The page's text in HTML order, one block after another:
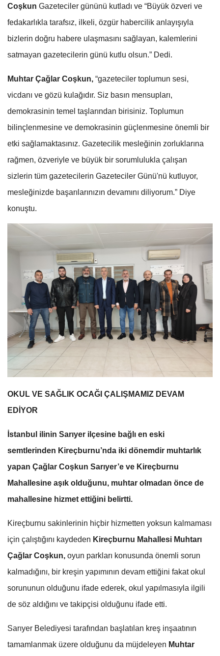
Coşkun Gazeteciler gününü kutladı ve “Büyük özveri ve
fedakarlıkla tarafsız, ilkeli, özgür habercilik anlayışıyla
bizlerin doğru habere ulaşmasını sağlayan, kalemlerini
satmayan gazetecilerin günü kutlu olsun.” Dedi.
Muhtar Çağlar Coşkun, “gazeteciler toplumun sesi,
vicdanı ve gözü kulağıdır. Siz basın mensupları,
demokrasinin temel taşlarından birisiniz. Toplumun
bilinçlenmesine ve demokrasinin güçlenmesine önemli bir
etki sağlamaktasınız. Gazetecilik mesleğinin zorluklarına
rağmen, özveriyle ve büyük bir sorumlulukla çalışan
sizlerin tüm gazetecilerin Gazeteciler Günü'nü kutluyor,
mesleğinizde başarılarınızın devamını diliyorum.” Diye
konuştu.
OKUL VE SAĞLIK OCAĞI ÇALIŞMAMIZ DEVAM
EDİYOR
İstanbul ilinin Sarıyer ilçesine bağlı en eski
semtlerinden Kireçburnu’nda iki dönemdir muhtarlık
yapan Çağlar Coşkun Sarıyer’e ve Kireçburnu
Mahallesine aşık olduğunu, muhtar olmadan önce de
mahallesine hizmet ettiğini belirtti.
Kireçburnu sakinlerinin hiçbir hizmetten yoksun kalmaması
için çalıştığını kaydeden Kireçburnu Mahallesi Muhtarı
Çağlar Coşkun, oyun parkları konusunda önemli sorun
kalmadığını, bir kreşin yapımının devam ettiğini fakat okul
sorununun olduğunu ifade ederek, okul yapılmasıyla ilgili
de söz aldığını ve takipçisi olduğunu ifade etti.
Sarıyer Belediyesi tarafından başlatılan kreş inşaatının
tamamlanmak üzere olduğunu da müjdeleyen Muhtar